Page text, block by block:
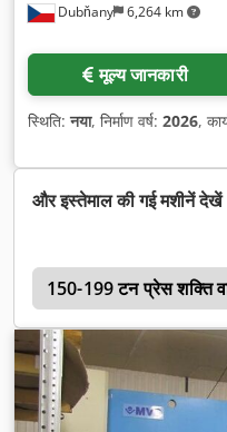
Dubňany 6,264 km
मूल्य जानकारी
स्थिति:नया, निर्माण वर्ष: 2026,
और इस्तेमाल की गई मशीनें देखें
150-199 टन प्रेस शक्ति